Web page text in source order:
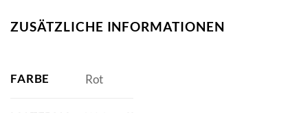
ZUSÄTZLICHE INFORMATIONEN
FARBE Rot